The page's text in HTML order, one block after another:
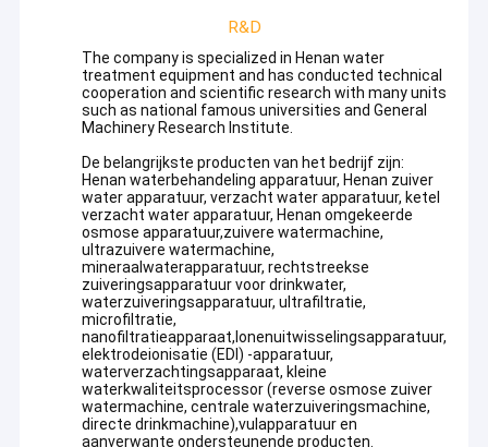
R&D
The company is specialized in Henan water
treatment equipment and has conducted technical
cooperation and scientific research with many units
such as national famous universities and General
Machinery Research Institute.
De belangrijkste producten van het bedrijf zijn:
Henan waterbehandeling apparatuur, Henan zuiver
water apparatuur, verzacht water apparatuur, ketel
verzacht water apparatuur, Henan omgekeerde
osmose apparatuur,zuivere watermachine,
ultrazuivere watermachine,
mineraalwaterapparatuur, rechtstreekse
zuiveringsapparatuur voor drinkwater,
waterzuiveringsapparatuur, ultrafiltratie,
microfiltratie,
nanofiltratieapparaat,Ionenuitwisselingsapparatuur,
elektrodeionisatie (EDI) -apparatuur,
waterverzachtingsapparaat, kleine
waterkwaliteitsprocessor (reverse osmose zuiver
watermachine, centrale waterzuiveringsmachine,
directe drinkmachine),vulapparatuur en
aanverwante ondersteunende producten.